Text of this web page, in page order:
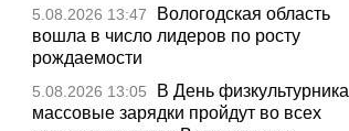
5.08.2026 13:47
Вологодская область
вошла в число лидеров по росту
рождаемости
5.08.2026 13:05
В День физкультурника
массовые зарядки пройдут во всех